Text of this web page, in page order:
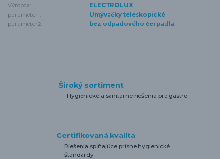
Výrobca:
ELECTROLUX
parameter1:
Umývačky teleskopické
parameter2:
bez odpadového čerpadla
Široký sortiment
Hygienické a sanitárne riešenia pre gastro
Certifikovaná kvalita
Riešenia spĺňajúce prísne hygienické
štandardy